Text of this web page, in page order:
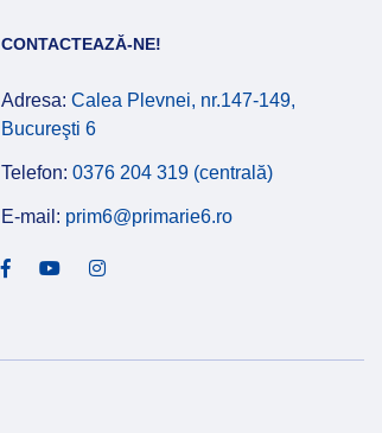
CONTACTEAZĂ-NE!
Adresa: Calea Plevnei, nr.147-149,
Bucureşti 6
Telefon: 0376 204 319 (centrală)
E-mail: prim6@primarie6.ro